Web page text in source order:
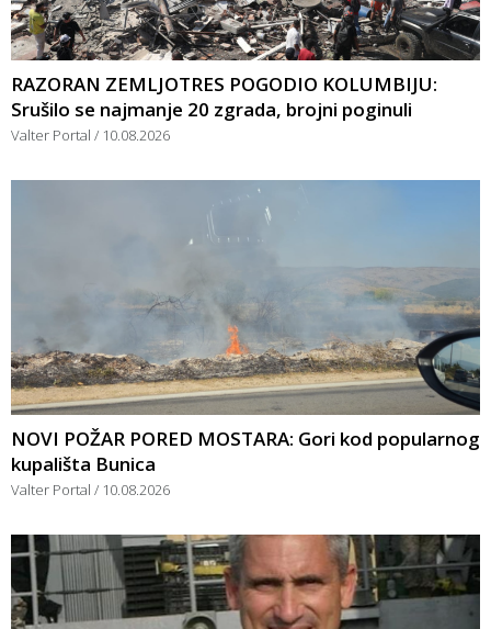
RAZORAN ZEMLJOTRES POGODIO KOLUMBIJU:
Srušilo se najmanje 20 zgrada, brojni poginuli
Valter Portal 10.08.2026
NOVI POŽAR PORED MOSTARA: Gori kod popularnog
kupališta Bunica
Valter Portal 10.08.2026